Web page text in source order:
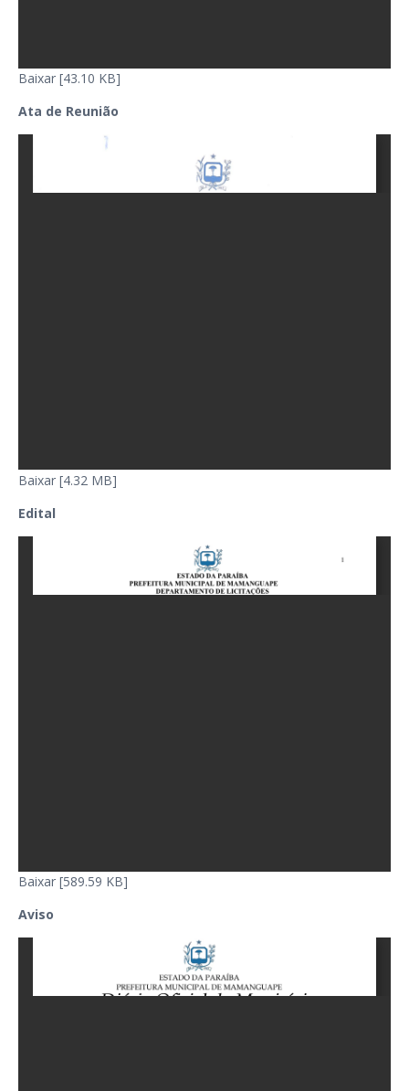
Baixar [43.10 KB]
Ata de Reunião
Baixar [4.32 MB]
Edital
Baixar [589.59 KB]
Aviso